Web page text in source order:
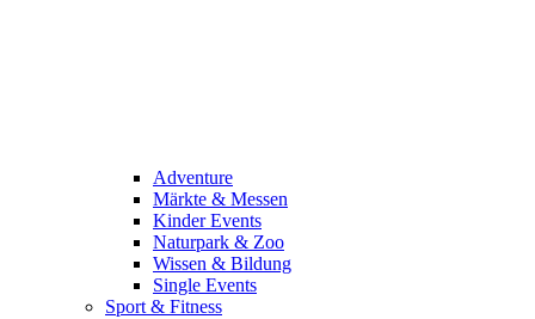
Adventure
Märkte & Messen
Kinder Events
Naturpark & Zoo
Wissen & Bildung
Single Events
Sport & Fitness